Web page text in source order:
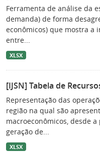
Ferramenta de análise da
demanda) de forma
econômicos) que mostra a
entre...
XLSX
[IJSN] Tabela de
Representação das
região na qual são
macroeconômicos, desde
geração de...
XLSX